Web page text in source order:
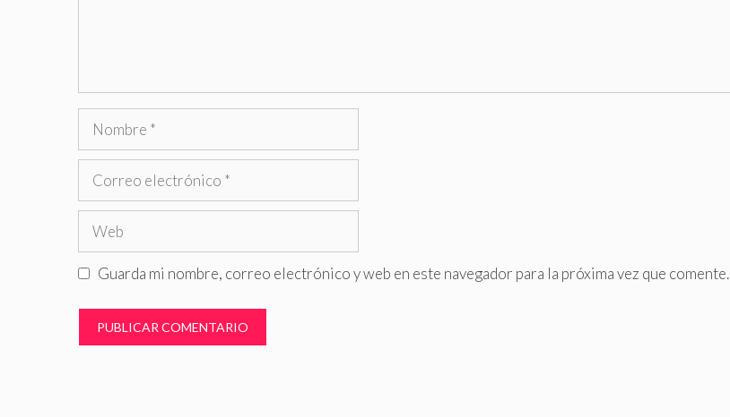
Nombre
Correo
Web
Guarda mi nombre, correo electrónico y web en este navegador para la próxima vez que comente.